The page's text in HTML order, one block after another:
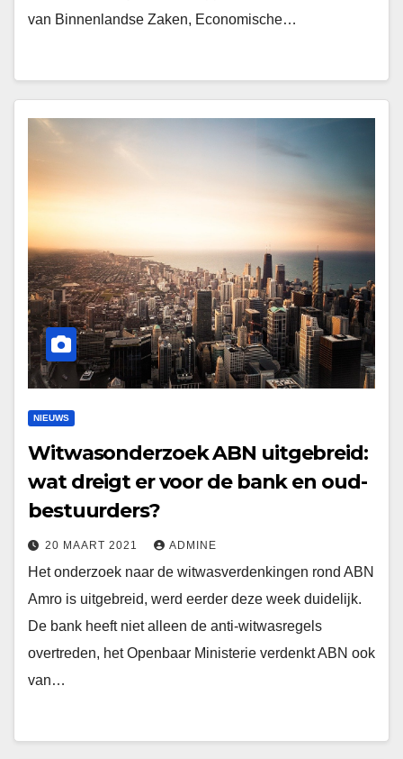
van Binnenlandse Zaken, Economische…
NIEUWS
Witwasonderzoek ABN uitgebreid:
wat dreigt er voor de bank en oud-
bestuurders?
20 MAART 2021 ADMINE
Het onderzoek naar de witwasverdenkingen rond ABN
Amro is uitgebreid, werd eerder deze week duidelijk.
De bank heeft niet alleen de anti-witwasregels
overtreden, het Openbaar Ministerie verdenkt ABN ook
van…